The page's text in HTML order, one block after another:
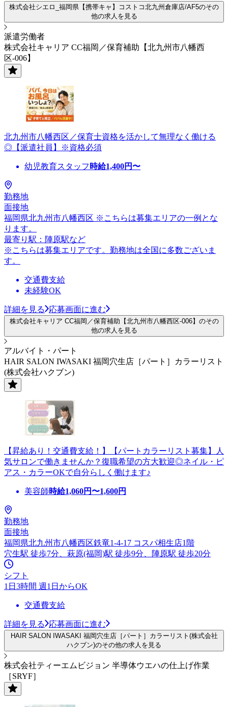
株式会社シエロ_福岡県【携帯キャ】コストコ北九州倉庫店/AF5のその
他の求人を見る
派遣労働者
株式会社キャリア CC福岡／保育補助【北九州市八幡西
区-006】
北九州市八幡西区／保育士資格を活かして無理なく働ける
◎【派遣社員】※資格必須
幼児教育スタッフ 時給1,400円〜
勤務地
面接地
福岡県北九州市八幡西区 ※こちらは募集エリアの一例とな
ります。
最寄り駅：陣原駅など
※こちらは募集エリアです。勤務地は全国に多数ございま
す。
交通費支給
未経験OK
詳細を見る 応募画面に進む
株式会社キャリア CC福岡／保育補助【北九州市八幡西区-006】のその
他の求人を見る
アルバイト・パート
HAIR SALON IWASAKI 福岡穴生店［パート］カラーリスト
(株式会社ハクブン)
【昇給あり！交通費支給！】【パートカラーリスト募集】人
気サロンで働きませんか？復職希望の方大歓迎◎ネイル・ピ
アス・カラーOKで自分らしく働けます♪
美容師時給1,060円〜1,600円
勤務地
面接地
福岡県北九州市八幡西区鉄竜1-4-17 コスパ相生店1階
穴生駅 徒歩7分、萩原(福岡)駅 徒歩9分、陣原駅 徒歩20分
シフト
1日3時間 週1日からOK
交通費支給
詳細を見る 応募画面に進む
HAIR SALON IWASAKI 福岡穴生店［パート］カラーリスト(株式会社
ハクブン)のその他の求人を見る
株式会社ティーエムビジョン 半導体ウエハの仕上げ作業
［SRYF］